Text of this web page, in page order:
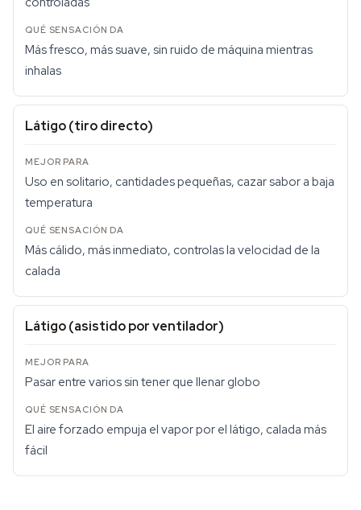
Más fresco, más suave, sin ruido de máquina mientras
inhalas
Látigo (tiro directo)
Uso en solitario, cantidades pequeñas, cazar sabor a baja
temperatura
Más cálido, más inmediato, controlas la velocidad de la
calada
Látigo (asistido por ventilador)
Pasar entre varios sin tener que llenar globo
El aire forzado empuja el vapor por el látigo, calada más
fácil